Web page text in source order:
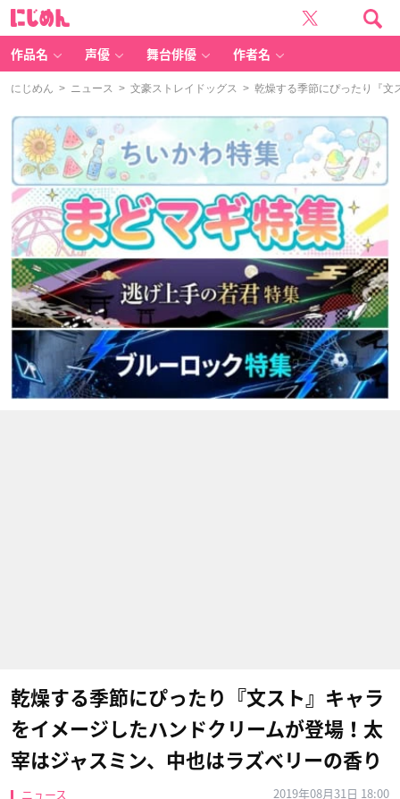
作品名 声優 舞台俳優 作者名
にじめん > ニュース > 文豪ストレイドッグス > 乾燥する季節にぴったり『文
乾燥する季節にぴったり『文スト』キャラ
をイメージしたハンドクリームが登場！太
宰はジャスミン、中也はラズベリーの香り
ニュース
2019年08月31日 18:00